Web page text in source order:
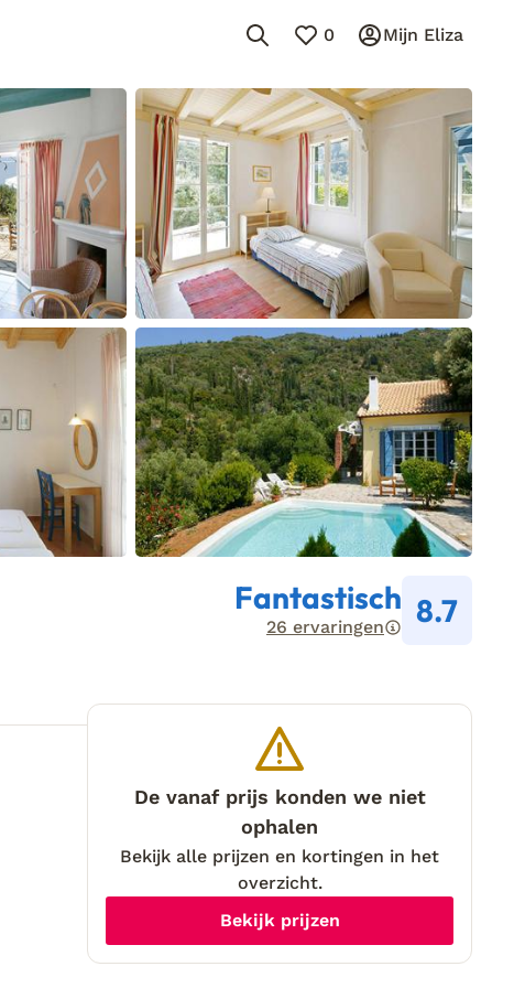
0 Mijn Eliza
Fantastisch
26 ervaringen 8.7
De vanaf prijs konden we niet
ophalen
Bekijk alle prijzen en kortingen in het
overzicht.
Bekijk prijzen